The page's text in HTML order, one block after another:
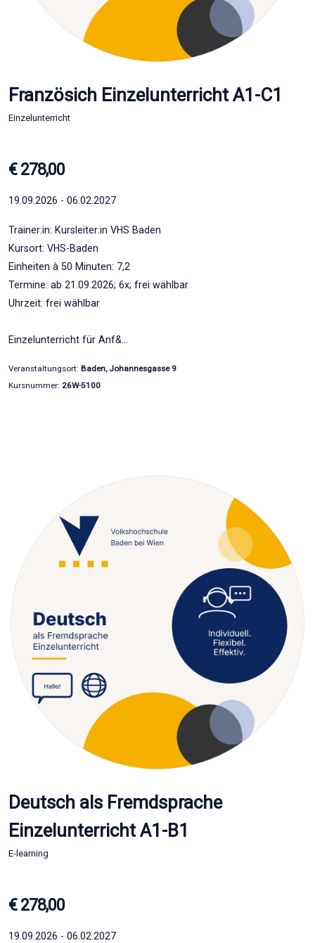
Französich Einzelunterricht A1-C1
Einzelunterricht
€ 278,00
19.09.2026 - 06.02.2027
Trainer:in: Kursleiter:in VHS Baden
Kursort: VHS-Baden
Einheiten à 50 Minuten: 7,2
Termine: ab 21.09.2026; 6x; frei wählbar
Uhrzeit: frei wählbar
Einzelunterricht für Anf&…
Veranstaltungsort: Baden, Johannesgasse 9
Kursnummer: 26W-5100
Deutsch als Fremdsprache
Einzelunterricht A1-B1
E-learning
€ 278,00
19.09.2026 - 06.02.2027